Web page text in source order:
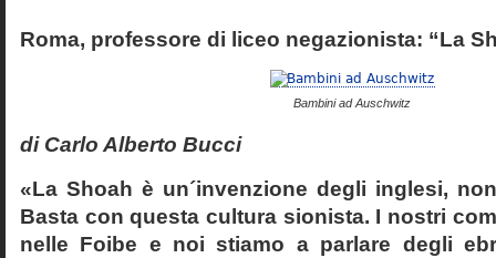
Roma, professore di liceo negazionista: “La
Bambini ad Auschwitz
di Carlo Alberto Bucci
«La Shoah è un´invenzione degli inglesi,
Basta con questa cultura sionista. I nostri
nelle Foibe e noi stiamo a parlare degli